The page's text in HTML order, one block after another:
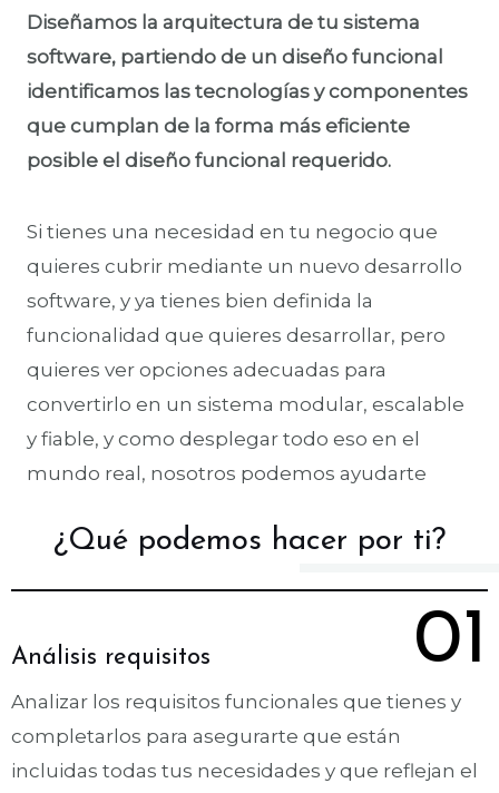
Diseñamos la arquitectura de tu sistema
software, partiendo de un diseño funcional
identificamos las tecnologías y componentes
que cumplan de la forma más eficiente
posible el diseño funcional requerido.
Si tienes una necesidad en tu negocio que
quieres cubrir mediante un nuevo desarrollo
software, y ya tienes bien definida la
funcionalidad que quieres desarrollar, pero
quieres ver opciones adecuadas para
convertirlo en un sistema modular, escalable
y fiable, y como desplegar todo eso en el
mundo real, nosotros podemos ayudarte
¿Qué podemos hacer por ti?
01
Análisis requisitos
Analizar los requisitos funcionales que tienes y
completarlos para asegurarte que están
incluidas todas tus necesidades y que reflejan el